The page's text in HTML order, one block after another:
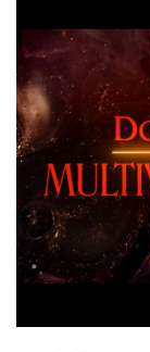
教學評測
EduTech
IT Times
生成式AI與雲端
Enterprise
特集